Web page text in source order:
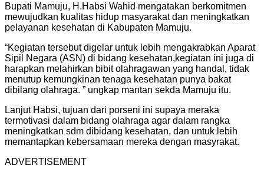
Bupati Mamuju, H.Habsi Wahid mengatakan berkomitmen
mewujudkan kualitas hidup masyarakat dan meningkatkan
pelayanan kesehatan di Kabupaten Mamuju.
“Kegiatan tersebut digelar untuk lebih mengakrabkan Aparat
Sipil Negara (ASN) di bidang kesehatan,kegiatan ini juga di
harapkan melahirkan bibit olahragawan yang handal, tidak
menutup kemungkinan tenaga kesehatan punya bakat
dibilang olahraga. ” ungkap mantan sekda Mamuju itu.
Lanjut Habsi, tujuan dari porseni ini supaya meraka
termotivasi dalam bidang olahraga agar dalam rangka
meningkatkan sdm dibidang kesehatan, dan untuk lebih
memantapkan kebersamaan mereka dengan masyrakat.
ADVERTISEMENT